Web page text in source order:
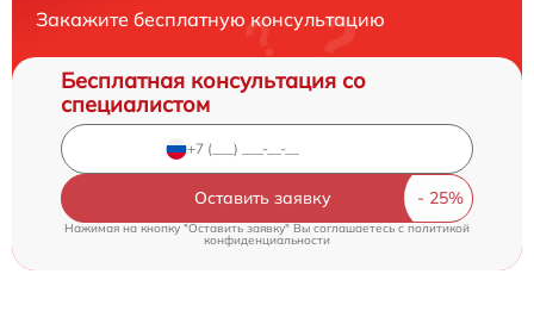
Закажите бесплатную консультацию
Бесплатная консультация со
специалистом
Оставить заявку
Нажимая на кнопку "Оставить заявку" Вы соглашаетесь cполитикой
конфиденциальности